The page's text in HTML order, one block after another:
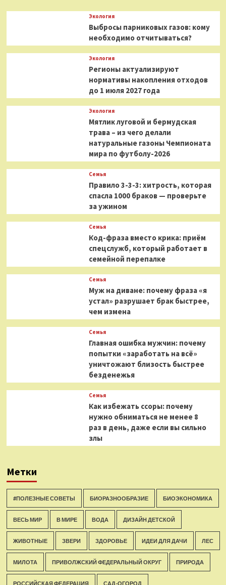
Экология
Выбросы парниковых газов: кому
необходимо отчитываться?
Экология
Регионы актуализируют
нормативы накопления отходов
до 1 июля 2027 года
Экология
Мятлик луговой и бермудская
трава – из чего делали
натуральные газоны Чемпионата
мира по футболу-2026
Семья
Правило 3-3-3: хитрость, которая
спасла 1000 браков — проверьте
за ужином
Семья
Код-фраза вместо крика: приём
спецслужб, который работает в
семейной перепалке
Семья
Муж на диване: почему фраза «я
устал» разрушает брак быстрее,
чем измена
Семья
Главная ошибка мужчин: почему
попытки «заработать на всё»
уничтожают близость быстрее
безденежья
Семья
Как избежать ссоры: почему
нужно обниматься не менее 8
раз в день, даже если вы сильно
злы
Метки
#ПОЛЕЗНЫЕ СОВЕТЫ БИОРАЗНООБРАЗИЕ БИОЭКОНОМИКА
ВЕСЬ МИР В МИРЕ ВОДА ДИЗАЙН ДЕТСКОЙ
ЖИВОТНЫЕ ЗВЕРИ ЗДОРОВЬЕ ИДЕИ ДЛЯ ДАЧИ ЛЕС
МИЛОТА ПРИВОЛЖСКИЙ ФЕДЕРАЛЬНЫЙ ОКРУГ ПРИРОДА
РОССИЙСКАЯ ФЕДЕРАЦИЯ САД-ОГОРОД